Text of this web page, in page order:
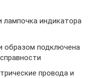
лампочка индикатора
образом подключена
провода и